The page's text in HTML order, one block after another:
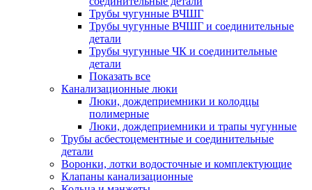
Трубы чугунные ВЧШГ
Трубы чугунные ВЧШГ и соединительные
детали
Трубы чугунные ЧК и соединительные
детали
Показать все
Канализационные люки
Люки, дождеприемники и колодцы
полимерные
Люки, дождеприемники и трапы чугунные
Трубы асбестоцементные и соединительные
детали
Воронки, лотки водосточные и комплектующие
Клапаны канализационные